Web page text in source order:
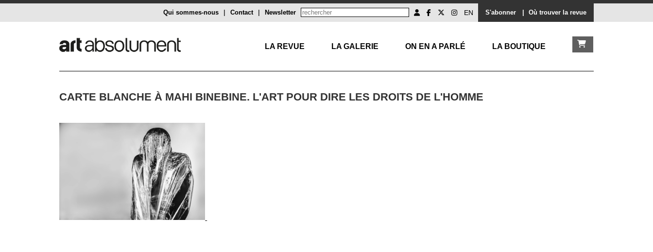
S'abonner Où trouver la revue
EN
Newsletter
Contact
Qui sommes-nous
LA REVUE LA GALERIE ON EN A PARLÉ LA BOUTIQUE
CARTE BLANCHE À MAHI BINEBINE. L'ART POUR DIRE LES DROITS DE L'HOMME